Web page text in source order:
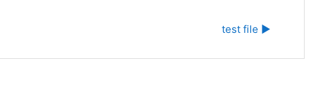
test file ▶︎